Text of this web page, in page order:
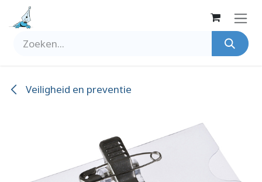
Overslaan naar inhoud
Veiligheid en preventie